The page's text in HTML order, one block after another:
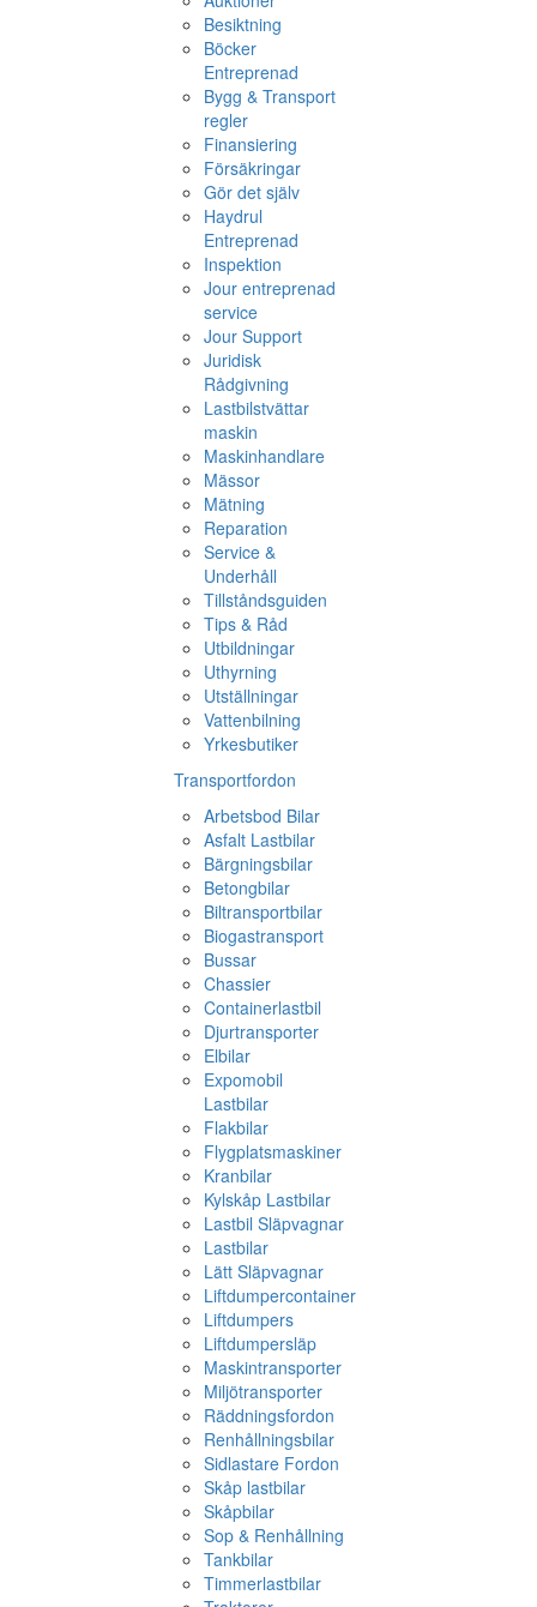
Besiktning
Böcker
Entreprenad
Bygg & Transport
regler
Finansiering
Försäkringar
Gör det själv
Haydrul
Entreprenad
Inspektion
Jour entreprenad
service
Jour Support
Juridisk
Rådgivning
Lastbilstvättar
maskin
Maskinhandlare
Mässor
Mätning
Reparation
Service &
Underhåll
Tillståndsguiden
Tips & Råd
Utbildningar
Uthyrning
Utställningar
Vattenbilning
Yrkesbutiker
Transportfordon
Arbetsbod Bilar
Asfalt Lastbilar
Bärgningsbilar
Betongbilar
Biltransportbilar
Biogastransport
Bussar
Chassier
Containerlastbil
Djurtransporter
Elbilar
Expomobil
Lastbilar
Flakbilar
Flygplatsmaskiner
Kranbilar
Kylskåp Lastbilar
Lastbil Släpvagnar
Lastbilar
Lätt Släpvagnar
Liftdumpercontainer
Liftdumpers
Liftdumpersläp
Maskintransporter
Miljötransporter
Räddningsfordon
Renhållningsbilar
Sidlastare Fordon
Skåp lastbilar
Skåpbilar
Sop & Renhållning
Tankbilar
Timmerlastbilar